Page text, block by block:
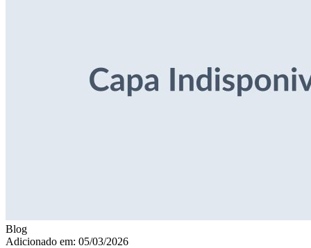
Blog
Adicionado em: 05/03/2026